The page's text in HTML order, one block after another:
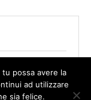
possa avere la
ad utilizzare
sia felice.